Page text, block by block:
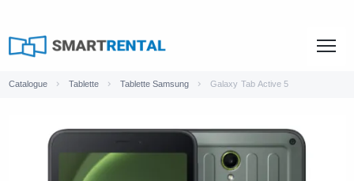
Catalogue Tablette Tablette Samsung Galaxy Tab Active 5